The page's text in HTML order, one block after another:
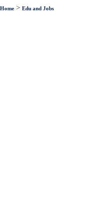
Home > Edu and Jobs